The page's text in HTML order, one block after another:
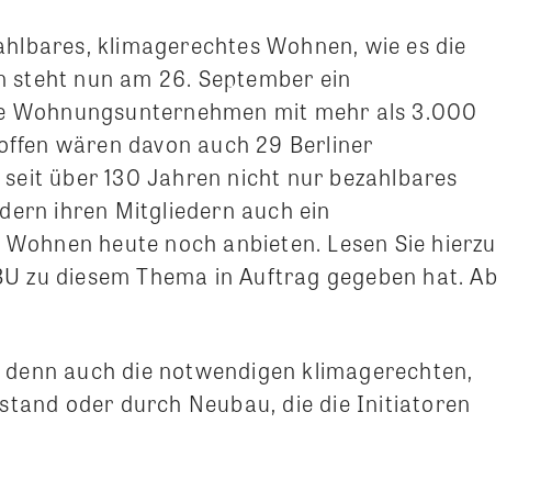
klimagerechtes Wohnen, wie es die
steht nun am 26. September ein
Wohnungsunternehmen mit mehr als 3.000
wären davon auch 29 Berliner
über 130 Jahren nicht nur bezahlbares
ihren Mitgliedern auch ein
heute noch anbieten. Lesen Sie hierzu
zu diesem Thema in Auftrag gegeben hat. Ab
auch die notwendigen klimagerechten,
oder durch Neubau, die die Initiatoren